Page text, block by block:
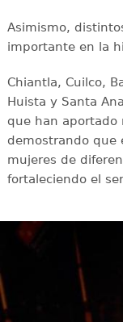
Asimismo,
importante en la
Chiantla, Cuilco,
Huista y Santa
que han aportado
demostrando que
mujeres de
fortaleciendo el